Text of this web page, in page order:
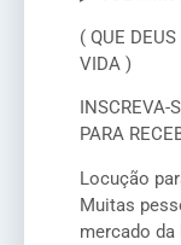
( QUE
VIDA )
PARA
Locução
Muitas
mercado